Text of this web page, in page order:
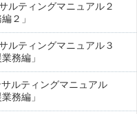
として注目さ
90.1 万、
た、団塊の
ルティングマニュアル２
２」
ルティングマニュアル３
務編」
ルティングマニュアル
務編」